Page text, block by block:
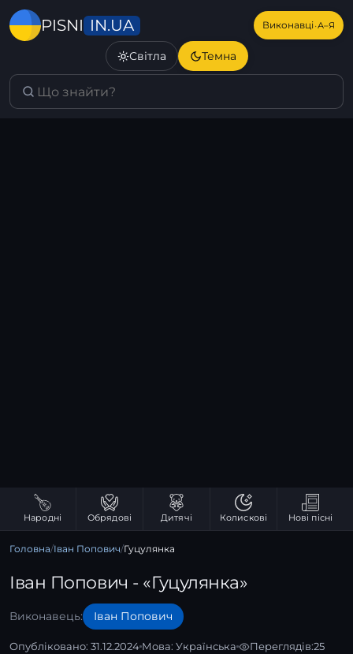
PISNI IN.UA Виконавці·А–Я
Світла Темна
Народні Обрядові Дитячі Колискові Нові пісні
Головна/Іван Попович/Гуцулянка
Іван Попович - «Гуцулянка»
Виконавець: Іван Попович
Опубліковано: 31.12.2024 Мова: Українська Переглядів:25